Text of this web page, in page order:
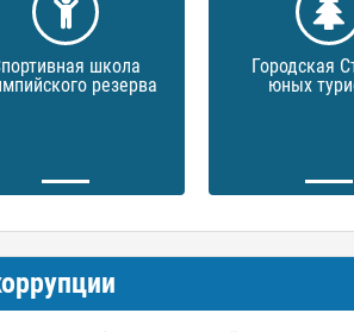
школа
резерва
Городская
юных